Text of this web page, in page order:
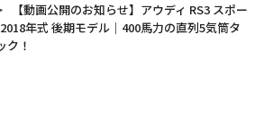
【動画公開のお知らせ】アウディ RS3 スポー
年式 後期モデル｜400馬力の直列5気筒タ
ク！